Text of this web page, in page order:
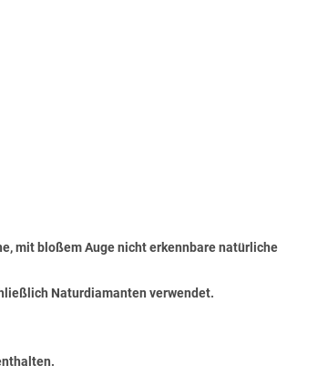
mit bloßem Auge nicht erkennbare natürliche
Naturdiamanten verwendet.